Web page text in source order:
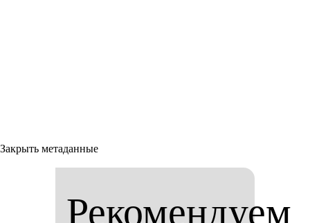
Закрыть метаданные
Рекомендуем